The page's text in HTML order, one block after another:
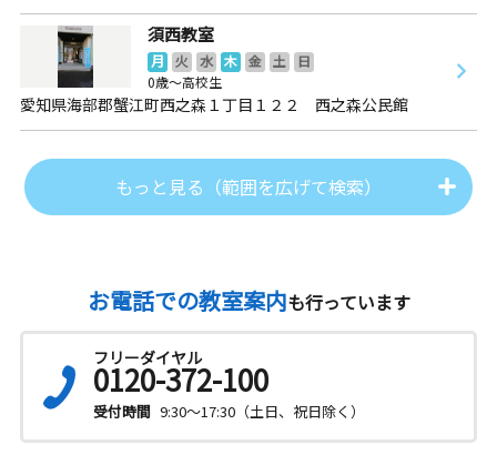
須西教室
月 火 水 木 金 土
日
0歳～高校生
愛知県海部郡蟹江町西之森１丁目１２２ 西之森公民館
もっと見る（範囲を広げて検索）
お電話での教室案内も行っています
フリーダイヤル
0120-372-100
受付時間 9:30～17:30（土日、祝日除く）